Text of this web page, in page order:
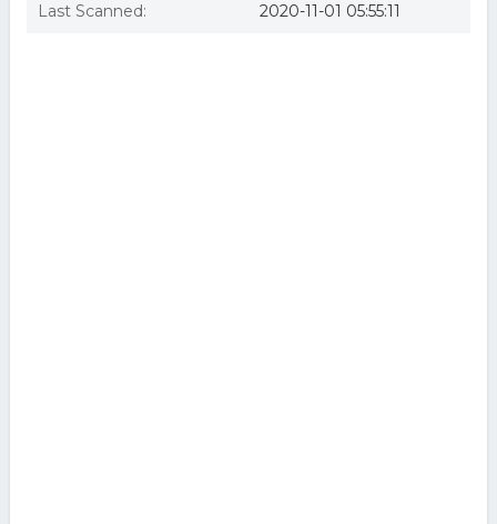
Last Scanned: 2020-11-01 05:55:11